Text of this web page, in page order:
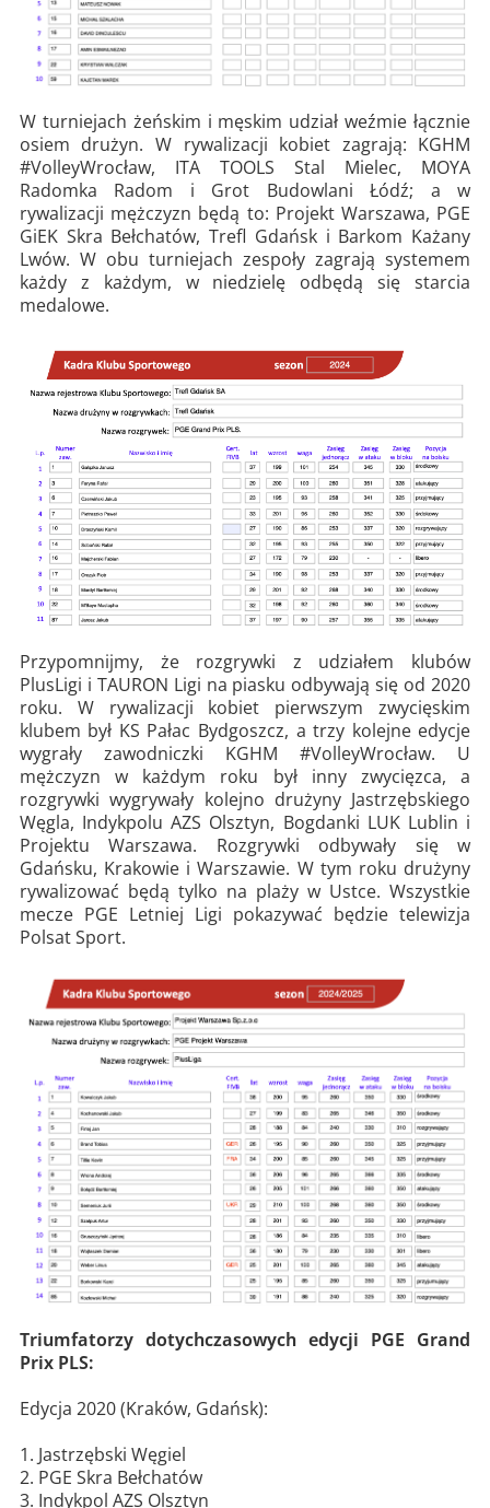
W turniejach żeńskim i męskim udział weźmie łącznie
osiem drużyn. W rywalizacji kobiet zagrają: KGHM
#VolleyWrocław, ITA TOOLS Stal Mielec, MOYA
Radomka Radom i Grot Budowlani Łódź; a w
rywalizacji mężczyzn będą to: Projekt Warszawa, PGE
GiEK Skra Bełchatów, Trefl Gdańsk i Barkom Każany
Lwów. W obu turniejach zespoły zagrają systemem
każdy z każdym, w niedzielę odbędą się starcia
medalowe.
Przypomnijmy, że rozgrywki z udziałem klubów
PlusLigi i TAURON Ligi na piasku odbywają się od 2020
roku. W rywalizacji kobiet pierwszym zwycięskim
klubem był KS Pałac Bydgoszcz, a trzy kolejne edycje
wygrały zawodniczki KGHM #VolleyWrocław. U
mężczyzn w każdym roku był inny zwycięzca, a
rozgrywki wygrywały kolejno drużyny Jastrzębskiego
Węgla, Indykpolu AZS Olsztyn, Bogdanki LUK Lublin i
Projektu Warszawa. Rozgrywki odbywały się w
Gdańsku, Krakowie i Warszawie. W tym roku drużyny
rywalizować będą tylko na plaży w Ustce. Wszystkie
mecze PGE Letniej Ligi pokazywać będzie telewizja
Polsat Sport.
Triumfatorzy dotychczasowych edycji PGE Grand
Prix PLS:
Edycja 2020 (Kraków, Gdańsk):
1. Jastrzębski Węgiel
2. PGE Skra Bełchatów
3. Indykpol AZS Olsztyn